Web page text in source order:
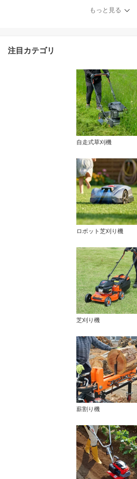
イム9秒 条件付き送料無
料 始動確認済み PLOW
もっと見る
注目カテゴリ
自走式草刈機
ロボット芝刈り機
芝刈り機
薪割り機